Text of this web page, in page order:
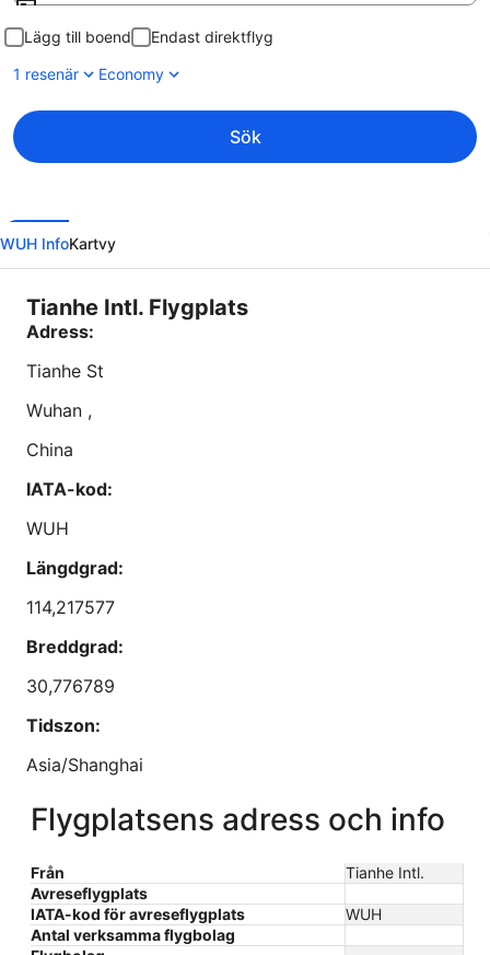
Lägg till boende
Endast direktflyg
1 resenär
Economy
Sök
WUH InfoKartvy
Tianhe Intl. Flygplats
Adress:
Tianhe St
Wuhan ,
China
IATA-kod:
WUH
Längdgrad:
114,217577
Breddgrad:
30,776789
Tidszon:
Asia/Shanghai
Flygplatsens adress och info
Från
Tianhe Intl.
Avreseflygplats
IATA-kod för avreseflygplats
WUH
Antal verksamma flygbolag